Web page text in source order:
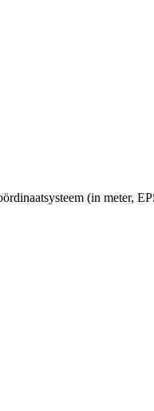
(in meter,